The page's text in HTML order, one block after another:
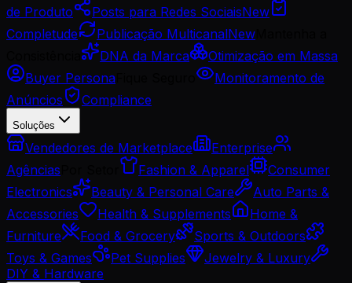
de Produto
Posts para Redes SociaisNew
Completude
Publicação MulticanalNew
DNA da Marca
Otimização em Massa
Buyer Persona
Monitoramento de
Anúncios
Compliance
Soluções
Vendedores de Marketplace
Enterprise
Agências
Fashion & Apparel
Consumer
Electronics
Beauty & Personal Care
Auto Parts &
Accessories
Health & Supplements
Home &
Furniture
Food & Grocery
Sports & Outdoors
Toys & Games
Pet Supplies
Jewelry & Luxury
DIY & Hardware